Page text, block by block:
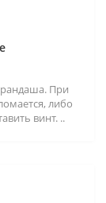
При
либо
винт. ..